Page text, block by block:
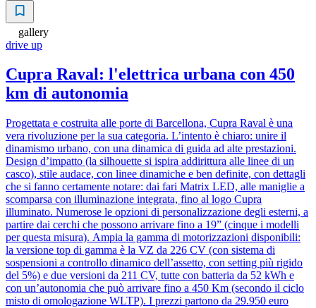
gallery
drive up
Cupra Raval: l'elettrica urbana con 450
km di autonomia
Progettata e costruita alle porte di Barcellona, Cupra Raval è una
vera rivoluzione per la sua categoria. L’intento è chiaro: unire il
dinamismo urbano, con una dinamica di guida ad alte prestazioni.
Design d’impatto (la silhouette si ispira addirittura alle linee di un
casco), stile audace, con linee dinamiche e ben definite, con dettagli
che si fanno certamente notare: dai fari Matrix LED, alle maniglie a
scomparsa con illuminazione integrata, fino al logo Cupra
illuminato. Numerose le opzioni di personalizzazione degli esterni, a
partire dai cerchi che possono arrivare fino a 19” (cinque i modelli
per questa misura). Ampia la gamma di motorizzazioni disponibili:
la versione top di gamma è la VZ da 226 CV (con sistema di
sospensioni a controllo dinamico dell’assetto, con setting più rigido
del 5%) e due versioni da 211 CV, tutte con batteria da 52 kWh e
con un’autonomia che può arrivare fino a 450 Km (secondo il ciclo
misto di omologazione WLTP). I prezzi partono da 29.950 euro